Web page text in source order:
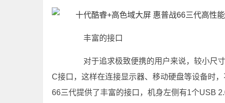
丰富的接口
对于追求极致便携的用户来说，较小尺寸
C接口，这样在连接显示器、移动硬盘等设备时
66三代提供了丰富的接口，机身左侧有1个USB